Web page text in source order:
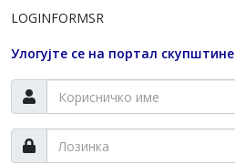
LOGINFORMSR
Улогујте се на портал скупштине